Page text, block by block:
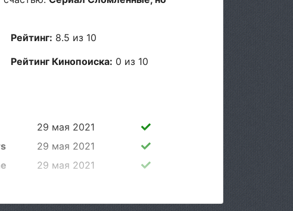
Рейтинг: 8.5 из 10
Рейтинг Кинопоиска: 0 из 10
29 мая 2021
29 мая 2021
29 мая 2021